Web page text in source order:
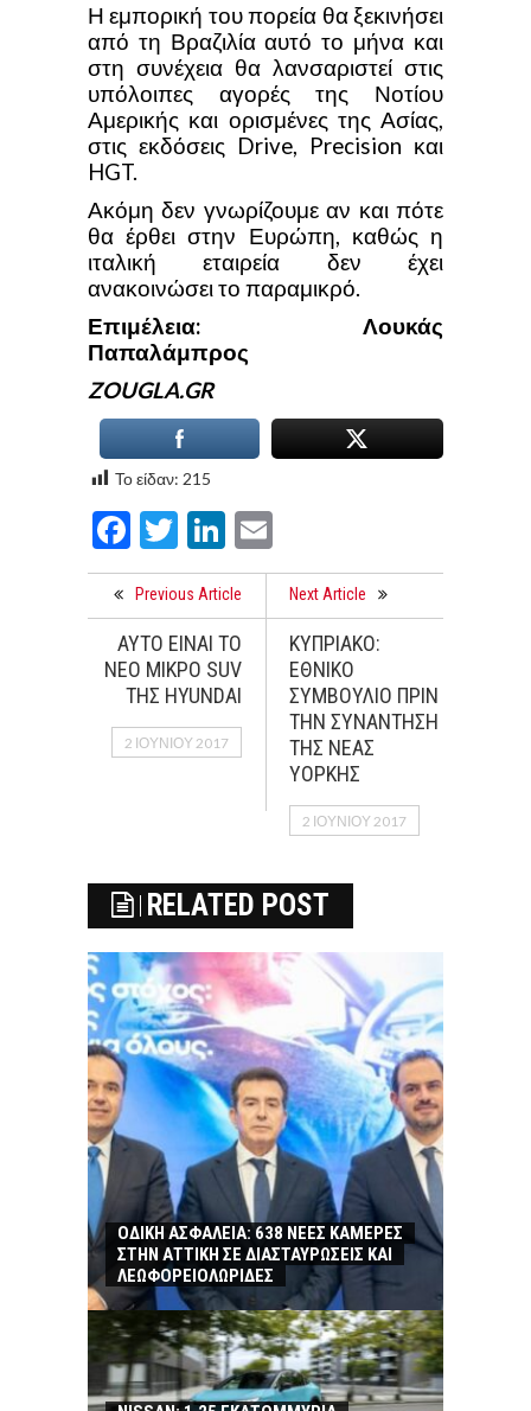
Η εμπορική του πορεία θα ξεκινήσει
από τη Βραζιλία αυτό το μήνα και
στη συνέχεια θα λανσαριστεί στις
υπόλοιπες αγορές της Νοτίου
Αμερικής και ορισμένες της Ασίας,
στις εκδόσεις Drive, Precision και
HGT.
Ακόμη δεν γνωρίζουμε αν και πότε
θα έρθει στην Ευρώπη, καθώς η
ιταλική εταιρεία δεν έχει
ανακοινώσει το παραμικρό.
Επιμέλεια: Λουκάς
Παπαλάμπρος
ZOUGLA.GR
Το είδαν: 215
Facebook
TwitterLinkedIn
Previous Article
ΑΥΤΟ ΕΙΝΑΙ ΤΟ
ΝΕΟ ΜΙΚΡΟ SUV
ΤΗΣ HYUNDAI
2 ΙΟΥΝΊΟΥ 2017
Next Article
ΚΥΠΡΙΑΚΟ:
ΕΘΝΙΚΟ
ΣΥΜΒΟΥΛΙΟ ΠΡΙΝ
ΤΗΝ ΣΥΝΑΝΤΗΣΗ
ΤΗΣ ΝΕΑΣ
ΥΟΡΚΗΣ
2 ΙΟΥΝΊΟΥ 2017
RELATED POST
ΟΔΙΚΗ ΑΣΦΑΛΕΙΑ: 638 ΝΕΕΣ ΚΑΜΕΡΕΣ
ΣΤΗΝ ΑΤΤΙΚΗ ΣΕ ΔΙΑΣΤΑΥΡΩΣΕΙΣ ΚΑΙ
ΛΕΩΦΟΡΕΙΟΛΩΡΙΔΕΣ